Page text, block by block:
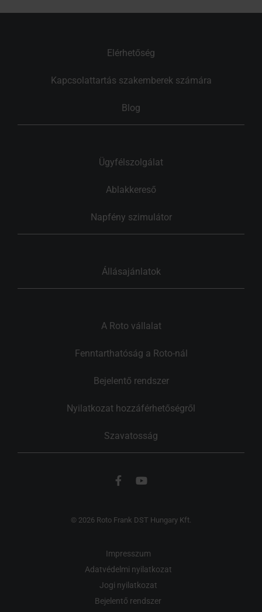
Elérhetőség
Kapcsolattartás szakemberek számára
Blog
Ügyfélszolgálat
Ablakkereső
Napfény szimulátor
Állásajánlatok
A Roto vállalat
Fenntarthatóság a Roto-nál
Bejelentő rendszer
Nyilatkozat hozzáférhetőségről
Szavatosság
© 2026 Roto Frank DST Hungary Kft.
Impresszum
Adatvédelmi nyilatkozat
Jogi nyilatkozat
Bejelentő rendszer